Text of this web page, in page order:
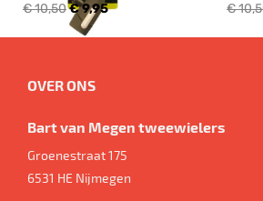
€ 10,50€ 9,95 €
OVER ONS
Bart van Megen tweewielers
Groenestraat 175
6531 HE Nijmegen